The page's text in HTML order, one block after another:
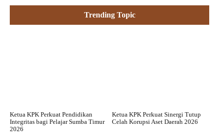
Trending Topic
Ketua KPK Perkuat Pendidikan
Integritas bagi Pelajar Sumba Timur
2026
Ketua KPK Perkuat Sinergi Tutup
Celah Korupsi Aset Daerah 2026